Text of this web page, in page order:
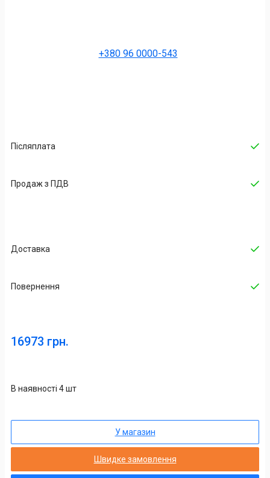
+380 96 0000-543
Післяплата
Продаж з ПДВ
Доставка
Повернення
16973 грн.
В наявності 4 шт
У магазин
Швидке замовлення